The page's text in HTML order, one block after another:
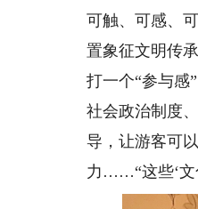
可触、可感、
置象征文明传
打一个“参与感
社会政治制度
导，让游客可
力……“这些‘文